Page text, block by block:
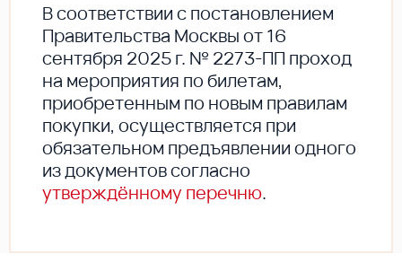
В соответствии с постановлением
Правительства Москвы от 16
сентября 2025 г. № 2273-ПП проход
на мероприятия по билетам,
приобретенным по новым правилам
покупки, осуществляется при
обязательном предъявлении одного
из документов согласно
утверждённому перечню.